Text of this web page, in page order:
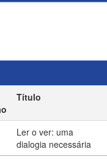
Título
Ler o ver: uma
dialogia necessária